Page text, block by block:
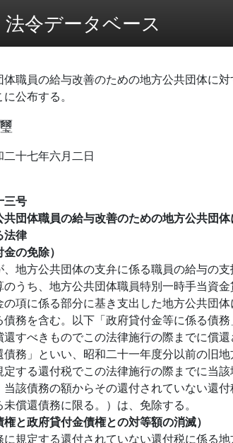
法令データベース
体職員の給与改善のための地方公共団体に
公布する。
二十七年六月二日
三号
共団体職員の給与改善のための地方公共団
法律
金の免除）
、地方公共団体の支弁に係る職員の給与の
のうち、地方公共団体職員特別一時手当資
の項に係る部分に基き支出した地方公共団
債務を含む。以下「政府貸付金等に係る債
還すべきものでこの法律施行の際までに償
債務」といい、昭和二十一年度分以前の旧
定する還付税でこの法律施行の際までに当
当該債務の額からその還付されていない還
償還債務に限る。）は、免除する。
権と政府貸付金債権との対等額の消滅）
に規定する還付されていない還付税に係る